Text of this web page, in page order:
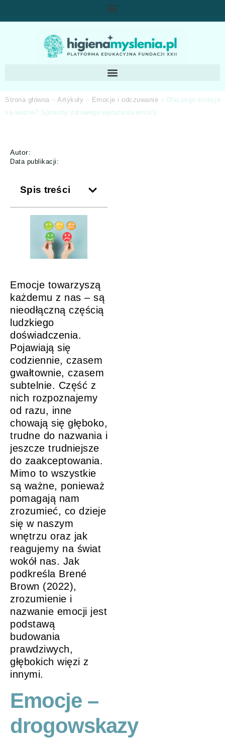
Strona główna » Artykuły » Emocje i odczuwanie » Dlaczego emocje
są ważne? Sposoby zdrowego wyrażania emocji.
Autor:
Data publikacji:
Spis treści
Emocje towarzyszą
każdemu z nas – są
nieodłączną częścią
ludzkiego
doświadczenia.
Pojawiają się
codziennie, czasem
gwałtownie, czasem
subtelnie. Część z
nich rozpoznajemy
od razu, inne
chowają się głęboko,
trudne do nazwania i
jeszcze trudniejsze
do zaakceptowania.
Mimo to wszystkie
są ważne, ponieważ
pomagają nam
zrozumieć, co dzieje
się w naszym
wnętrzu oraz jak
reagujemy na świat
wokół nas. Jak
podkreśla Brené
Brown (2022),
zrozumienie i
nazwanie emocji jest
podstawą
budowania
prawdziwych,
głębokich więzi z
innymi.
Emocje –
drogowskazy